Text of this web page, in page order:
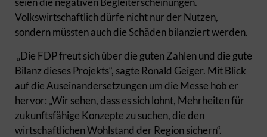
Volkswirtschaftlich dürfe nicht nur der Nutzen,
sondern müssten auch die Schäden bilanziert werden.
„Die FDP freut sich über die guten Zahlen und die gute
Bilanz dieses Projekts“, sagte Ronald Geiger. Mit Blick
auf die Auseinandersetzungen um die Messe hob er
hervor: „Wir sehen, dass es sich lohnt, Mehrheiten für
zukunftsfähige Konzepte zu suchen, die den
wirtschaftlichen Wohlstand der Region sichern“.